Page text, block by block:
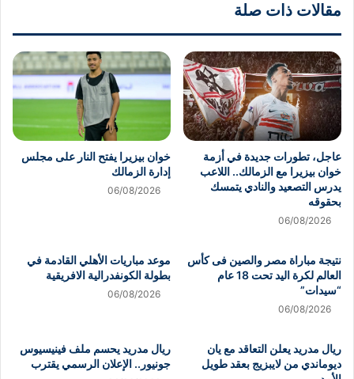
مقالات ذات صلة
عاجل، تطورات جديدة في أزمة
خوان بيزيرا مع الزمالك.. اللاعب
يدرس التصعيد والنادي يتمسك
بحقوقه
06/08/2026
خوان بيزيرا يفتح النار على مجلس
إدارة الزمالك
06/08/2026
نتيجة مباراة مصر والصين فى كأس
العالم لكرة اليد تحت 18 عام
“سيدات”
06/08/2026
موعد مباريات الأهلي القادمة في
بطولة الكونفدرالية الافريقية
06/08/2026
ريال مدريد يعلن التعاقد مع يان
ديوماندي من لايبزيج بعقد طويل
ريال مدريد يحسم ملف فينيسيوس
جونيور.. الإعلان الرسمي يقترب